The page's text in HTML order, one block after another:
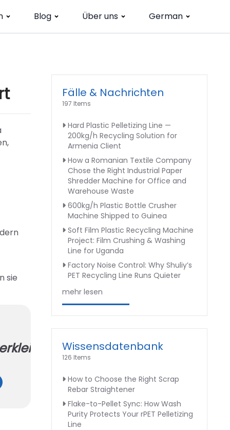
Blog Über uns German
sie
Fälle & Nachrichten
197 Items
Hard Plastic Pelletizing Line —
200kg/h Recycling Solution for
Armenia Client
How a Romanian Textile Company
Chose the Right Industrial Paper
Shredder Machine for Office and
Warehouse Waste
600kg/h Plastic Bottle Crusher
Machine Shipped to Guinea
Soft Film Plastic Recycling Machine
Project: Film Crushing & Washing
Line for Uganda
Factory Noise Control: Why Shuliy’s
PET Recycling Line Runs Quieter
mehr lesen
Wissensdatenbank
126 Items
How to Choose the Right Scrap
Rebar Straightener
Flake-to-Pellet Sync: How Wash
Purity Protects Your rPET Pelletizing
Line